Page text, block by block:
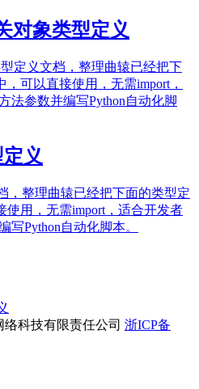
对象类型定义
定义文档，整理曲辕已经把下
可以直接使用，无需import，
法参数并编写Python自动化脚
义
，整理曲辕已经把下面的类型定
使用，无需import，适合开发者
写Python自动化脚本。
络科技有限责任公司 浙ICP备